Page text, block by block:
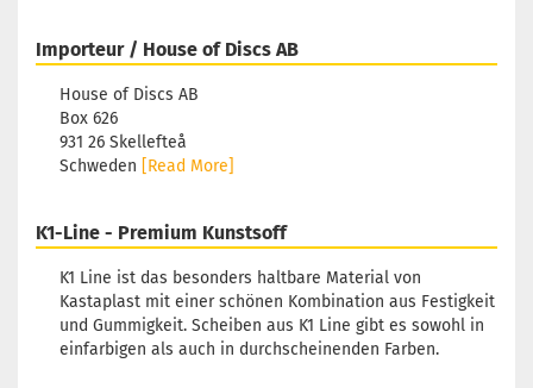
Importeur / House of Discs AB
House of Discs AB
Box 626
931 26 Skellefteå
Schweden [Read More]
K1-Line - Premium Kunstsoff
K1 Line ist das besonders haltbare Material von
Kastaplast mit einer schönen Kombination aus Festigkeit
und Gummigkeit. Scheiben aus K1 Line gibt es sowohl in
einfarbigen als auch in durchscheinenden Farben.